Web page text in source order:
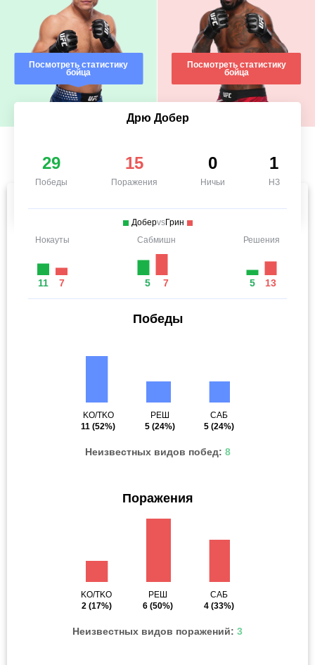
Посмотреть статистику
бойца
Посмотреть статистику
бойца
Дрю Добер
29
Победы
15
Поражения
0
Ничьи
1
НЗ
ДоберvsГрин
Нокауты
11 7
Сабмишн
5 7
Решения
5 13
Победы
KO/TKO
11 (52%)
РЕШ
5(24%)
САБ
5 (24%)
Неизвестных видов побед: 8
Поражения
KO/TKO
2(17%)
РЕШ
6 (50%)
САБ
4 (33%)
Неизвестных видов поражений: 3